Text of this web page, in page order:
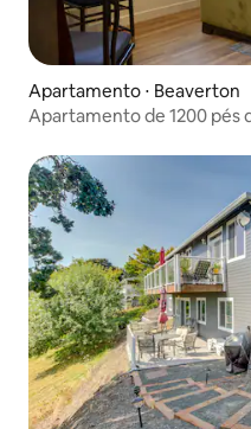
Apartamento ⋅ Beaverton
Apartamento de 1200 pés